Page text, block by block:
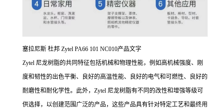
塞拉尼斯 杜邦 Zytel PA66 101 NC010产品文字
Zytel 尼龙树脂的共同特征包括机械和物理性能，例如高机械强度、刚
度和韧性的出色平衡、良好的高温性能、良好的电气和可燃性、良好的
耐磨性和耐化学性。此外，Zytel 尼龙树脂有不同的改性和增强等级可
供选择，以创建范围广泛的产品，这些产品具有针对特定工艺和最终用